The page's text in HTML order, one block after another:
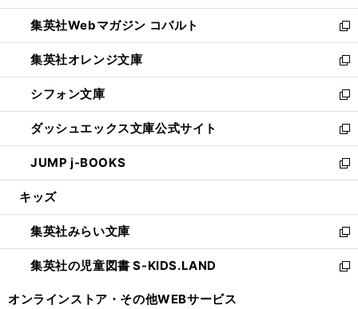
開
く
ウ
で
開
く
ン
ド
ウ
で
開
く
ウ
ィ
ン
ド
ウ
で
開
く
集英社Webマガジン コバルト
新
し
い
ウ
ィ
ン
ド
ウ
で
開
集英社オレンジ文庫
新
し
い
ウ
ィ
ン
ド
ウ
開
く
シフォン文庫
新
し
い
ウ
ィ
ン
ウ
で
開
く
ダッシュエックス文庫公式サイト
新
し
い
ウ
ン
ド
ウ
で
JUMP j-BOOKS
新
し
ウ
ィ
ン
ド
キッズ
集英社みらい文庫
新
し
い
集英社の児童図書 S-KIDS.LAND
新
オンラインストア・ その他WEBサービス